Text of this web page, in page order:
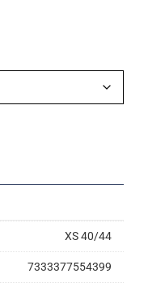
XS 40/44
7333377554399